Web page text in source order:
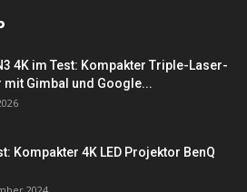
4K im Test: Kompakter Triple-Laser-
mit Gimbal und Google...
Kompakter 4K LED Projektor BenQ